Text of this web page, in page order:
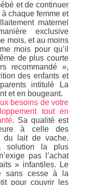
et de continuer
à chaque femme et
maternel
exclusive
mois, et au moins
mois pour qu’il
de plus courte
recommandé »,
des enfants et
intitulé La
et en bougeant.
besoins de votre
tout en
. Sa qualité est
à celle des
lait de vache.
solution la plus
pas l’achat
» infantiles. Le
sans cesse à la
pour couvrir les